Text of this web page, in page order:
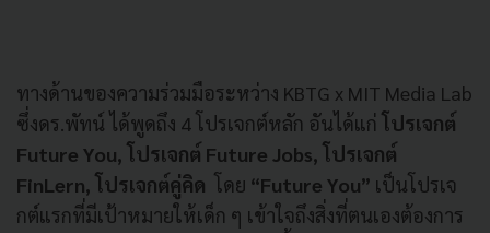
ทางด้านของความร่วมมือระหว่าง KBTG x MIT Media Lab
ซึ่งดร.พัทน์ ได้พูดถึง 4 โปรเจกต์หลัก อันได้แก่ โปรเจกต์
Future You, โปรเจกต์ Future Jobs, โปรเจกต์
FinLern, โปรเจกต์คู่คิด โดย “Future You” เป็นโปรเจ
กต์แรกที่มีเป้าหมายให้เด็ก ๆ เข้าใจถึงสิ่งที่ตนเองต้องการ